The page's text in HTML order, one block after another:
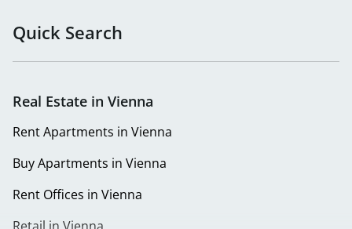
Quick Search
Real Estate in Vienna
Rent Apartments in Vienna
Buy Apartments in Vienna
Rent Offices in Vienna
Retail in Vienna